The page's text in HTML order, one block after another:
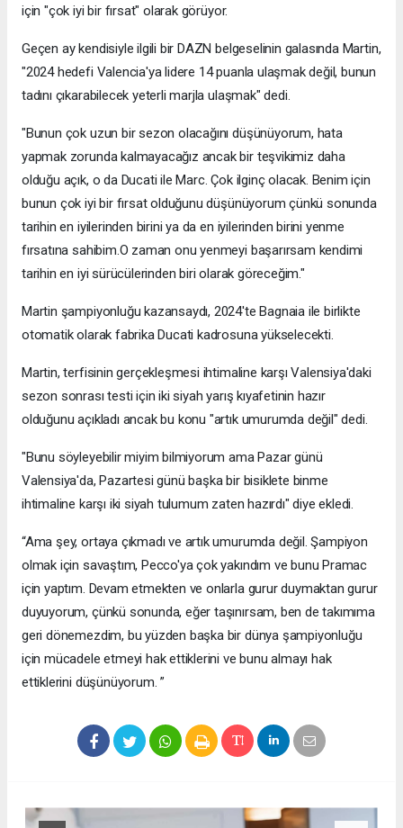
için "çok iyi bir fırsat" olarak görüyor.
Geçen ay kendisiyle ilgili bir DAZN belgeselinin galasında Martin,
"2024 hedefi Valencia'ya lidere 14 puanla ulaşmak değil, bunun
tadını çıkarabilecek yeterli marjla ulaşmak" dedi.
"Bunun çok uzun bir sezon olacağını düşünüyorum, hata
yapmak zorunda kalmayacağız ancak bir teşvikimiz daha
olduğu açık, o da Ducati ile Marc. Çok ilginç olacak. Benim için
bunun çok iyi bir fırsat olduğunu düşünüyorum çünkü sonunda
tarihin en iyilerinden birini ya da en iyilerinden birini yenme
fırsatına sahibim.O zaman onu yenmeyi başarırsam kendimi
tarihin en iyi sürücülerinden biri olarak göreceğim."
Martin şampiyonluğu kazansaydı, 2024'te Bagnaia ile birlikte
otomatik olarak fabrika Ducati kadrosuna yükselecekti.
Martin, terfisinin gerçekleşmesi ihtimaline karşı Valensiya'daki
sezon sonrası testi için iki siyah yarış kıyafetinin hazır
olduğunu açıkladı ancak bu konu "artık umurumda değil" dedi.
"Bunu söyleyebilir miyim bilmiyorum ama Pazar günü
Valensiya'da, Pazartesi günü başka bir bisiklete binme
ihtimaline karşı iki siyah tulumum zaten hazırdı" diye ekledi.
“Ama şey, ortaya çıkmadı ve artık umurumda değil. Şampiyon
olmak için savaştım, Pecco'ya çok yakındım ve bunu Pramac
için yaptım. Devam etmekten ve onlarla gurur duymaktan gurur
duyuyorum, çünkü sonunda, eğer taşınırsam, ben de takımıma
geri dönemezdim, bu yüzden başka bir dünya şampiyonluğu
için mücadele etmeyi hak ettiklerini ve bunu almayı hak
ettiklerini düşünüyorum. ”